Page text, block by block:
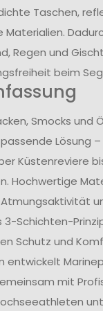
Taschen,
Regen und
beim
Smocks und
Lösung
Küstenreviere
Hochwertige
3-Schichten-
Schutz und
entwickelt
mit